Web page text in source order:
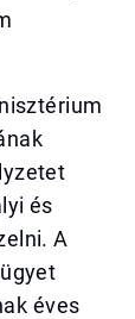
és
A
éves